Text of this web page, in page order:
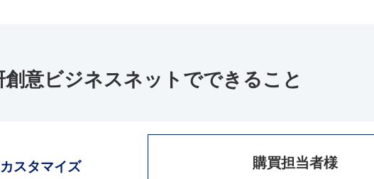
創意ビジネスネットでできること
スタマイズ 購買担当者様